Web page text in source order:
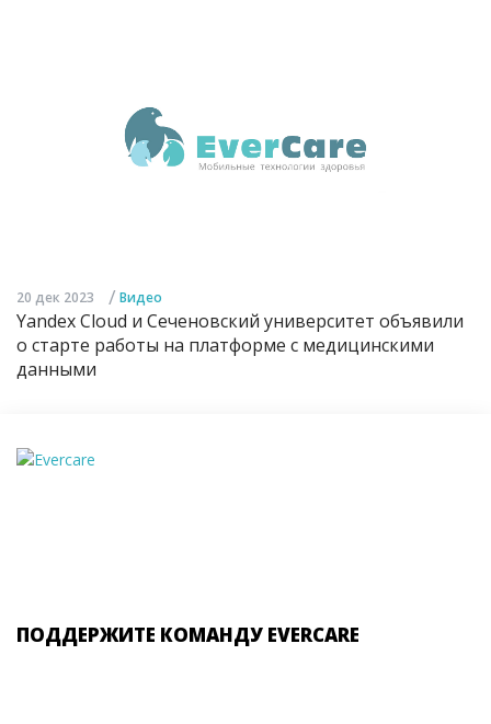
20 дек 2023 / Видео
Yandex Cloud и Сеченовский университет объявили
о старте работы на платформе с медицинскими
данными
ПОДДЕРЖИТЕ КОМАНДУ EVERCARE